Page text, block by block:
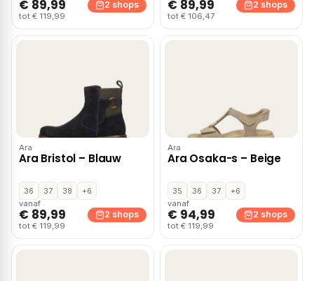
€ 89,99
tot € 119,99
2 shops € 89,99
tot € 106,47
2 shops
Ara
Ara Bristol – Blauw
36 37 38
+6
vanaf
€ 89,99
tot € 119,99
2 shops
Ara
Ara Osaka-s – Beige
35 36 37
+6
vanaf
€ 94,99
tot € 119,99
2 shops